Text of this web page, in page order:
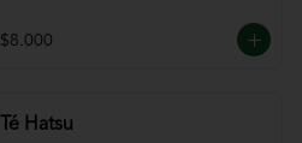
$8.000
Té Hatsu